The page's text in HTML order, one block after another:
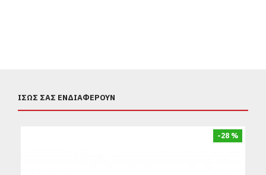
ΊΣΩΣ ΣΑΣ ΕΝΔΙΑΦΈΡΟΥΝ
-28 %